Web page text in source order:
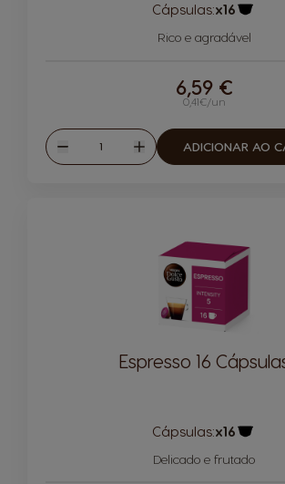
Cápsulas:x16
Rico e agradável
0,41€/un
6,59 €
Reduzir
Quantidade
Aumentar
ADICIONAR AO
Espresso 16
Cápsulas:x16
Delicado e frutado